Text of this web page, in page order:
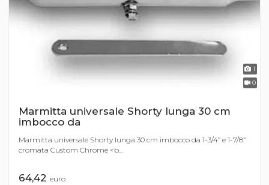
1
0
Marmitta universale Shorty lunga 30 cm
imbocco da
Marmitta universale Shorty lunga 30 cm imbocco da 1-3/4” e 1-7/8”
cromata Custom Chrome <b...
64,42 euro